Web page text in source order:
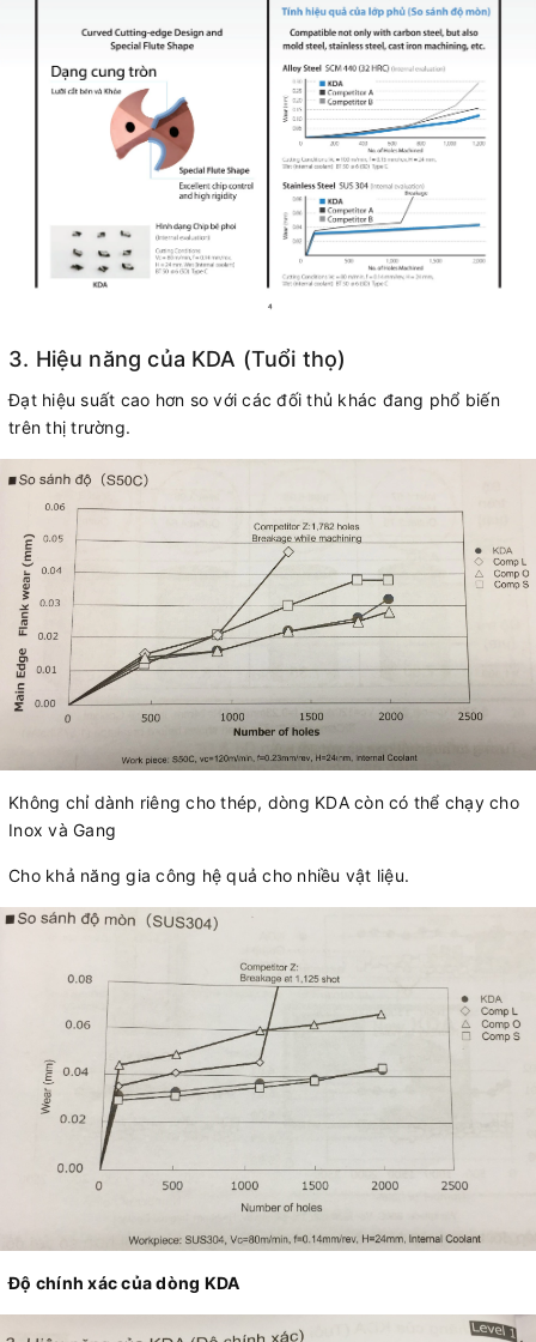
3. Hiệu năng của KDA (Tuổi thọ)
Đạt hiệu suất cao hơn so với các đối thủ khác đang phổ biến
trên thị trường.
Không chỉ dành riêng cho thép, dòng KDA còn có thể chạy cho
Inox và Gang
Cho khả năng gia công hệ quả cho nhiều vật liệu.
Độ chính xác của dòng KDA